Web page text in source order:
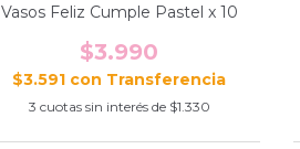
Vasos Feliz Cumple Pastel x 10
$3.990
$3.591 con
3 cuotas sin interés de $1.330